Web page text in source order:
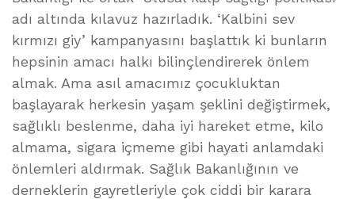
adı altında kılavuz hazırladık. ‘Kalbini sev
kırmızı giy’ kampanyasını başlattık ki bunların
hepsinin amacı halkı bilinçlendirerek önlem
almak. Ama asıl amacımız çocukluktan
başlayarak herkesin yaşam şeklini değiştirmek,
sağlıklı beslenme, daha iyi hareket etme, kilo
almama, sigara içmeme gibi hayati anlamdaki
önlemleri aldırmak. Sağlık Bakanlığının ve
derneklerin gayretleriyle çok ciddi bir karara